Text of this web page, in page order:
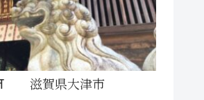
滋賀県大津市